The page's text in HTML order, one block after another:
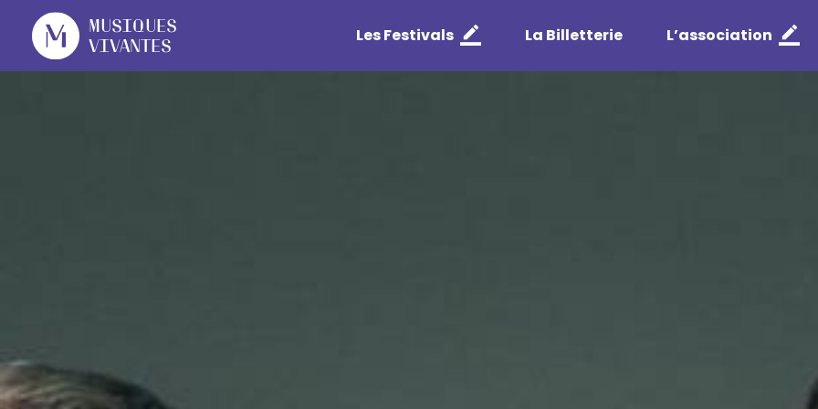
Musiques
Vivantes
Les Festivals La Billetterie L’association
Cookies management panel